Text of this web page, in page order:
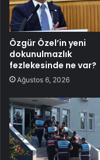
Özgür Özel’in yeni
dokunulmazlık
fezlekesinde ne var?
Ağustos 6, 2026